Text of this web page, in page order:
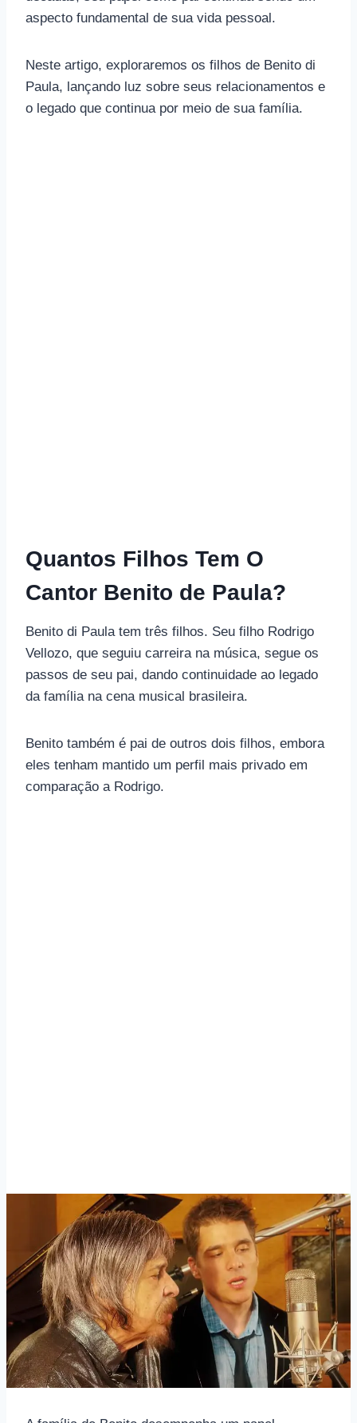
aspecto fundamental de sua vida pessoal.
Neste artigo, exploraremos os filhos de Benito di
Paula, lançando luz sobre seus relacionamentos e
o legado que continua por meio de sua família.
Quantos Filhos Tem O
Cantor Benito de Paula?
Benito di Paula tem três filhos. Seu filho Rodrigo
Vellozo, que seguiu carreira na música, segue os
passos de seu pai, dando continuidade ao legado
da família na cena musical brasileira.
Benito também é pai de outros dois filhos, embora
eles tenham mantido um perfil mais privado em
comparação a Rodrigo.